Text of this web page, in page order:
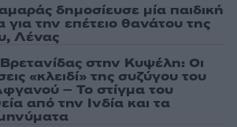
δημοσίευσε μία παιδική
την επέτειο θανάτου της
Λένας
στην Κυψέλη: Οι
«κλειδί» της συζύγου του
– Το στίγμα του
από την Ινδία και τα